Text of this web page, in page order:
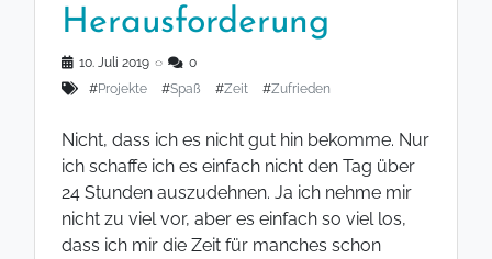
Herausforderung
10. Juli 2019 ◌
0
#Projekte #Spaß #Zeit #Zufrieden
Nicht, dass ich es nicht gut hin bekomme. Nur
ich schaffe ich es einfach nicht den Tag über
24 Stunden auszudehnen. Ja ich nehme mir
nicht zu viel vor, aber es einfach so viel los,
dass ich mir die Zeit für manches schon